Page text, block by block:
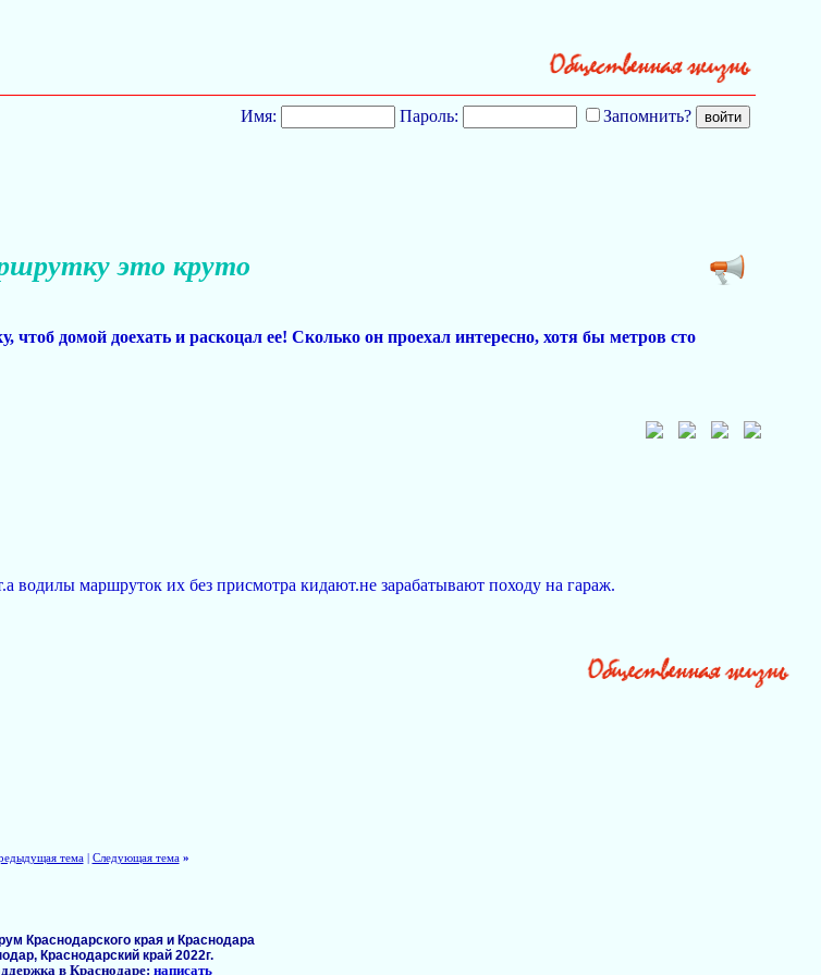
Имя: Пароль: Запомнить?
это круто
чтоб домой доехать и раскоцал ее! Сколько он проехал интересно, хотя бы метров сто
водилы маршруток их без присмотра кидают.не зарабатывают походу на гараж.
тема| Следующая тема »
Краснодарского края и Краснодара
Краснодарский край 2022г.
в Краснодаре: написать